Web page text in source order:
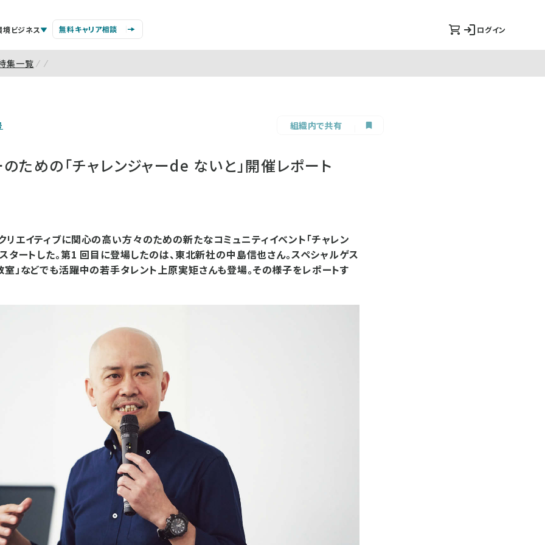
境ビジネス 無料キャリア相談 ログイン
集一覧
組織内で共有
ための「チャレンジャーde ないと」開催レポート
リエイティブに関心の高い方々のための新たなコミュニティイベント「チャレン
タートした。第1 回目に登場したのは、東北新社の中島信也さん。スペシャルゲス
室」などでも活躍中の若手タレント上原実矩さんも登場。その様子をレポートす